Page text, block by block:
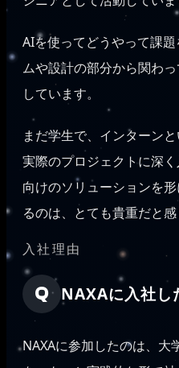
AIを使ってどうやって課
ムや設計の部分から関わ
しています。
まだ学生で、インターン
実際のプロジェクトに深
向けのソリューションを
るのは、とても貴重だと感
入社理由
NAXAに入社し
NAXAに参加したのは、大